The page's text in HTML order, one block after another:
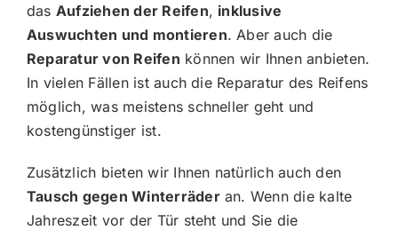
das Aufziehen der Reifen, inklusive
Auswuchten und montieren. Aber auch die
Reparatur von Reifen können wir Ihnen anbieten.
In vielen Fällen ist auch die Reparatur des Reifens
möglich, was meistens schneller geht und
kostengünstiger ist.
Zusätzlich bieten wir Ihnen natürlich auch den
Tausch gegen Winterräderan. Wenn die kalte
Jahreszeit vor der Tür steht und Sie die